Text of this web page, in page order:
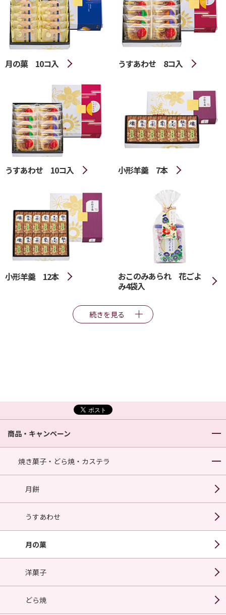
月の菓 10コ入 うすあわせ 8コ入
うすあわせ 10コ入 小形羊羹 7本
小形羊羹 12本
おこのみあられ 花ごよ
み4袋入
続きを見る
商品・キャンペーン
焼き菓子・どら焼・カステラ
月餅
うすあわせ
月の菓
洋菓子
どら焼